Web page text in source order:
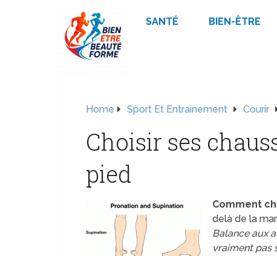
SANTÉ BIEN-ÊTRE
Home Sport Et Entrainement Courir
Choisir ses
pied
Comment
delà de la
Balance aux
vraiment pas